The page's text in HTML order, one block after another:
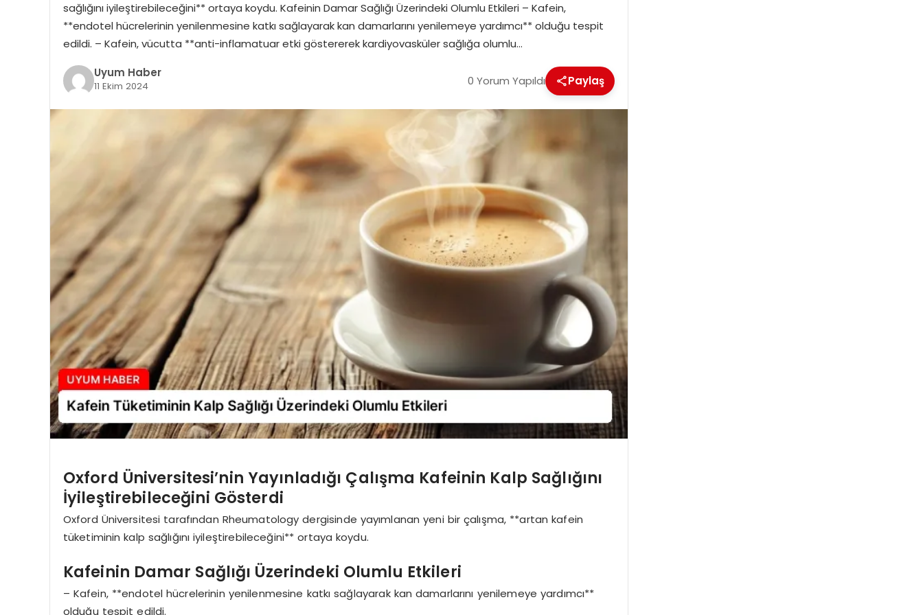
sağlığını iyileştirebileceğini** ortaya koydu. Kafeinin Damar Sağlığı Üzerindeki Olumlu Etkileri – Kafein,
**endotel hücrelerinin yenilenmesine katkı sağlayarak kan damarlarını yenilemeye yardımcı** olduğu tespit
edildi. – Kafein, vücutta **anti-inflamatuar etki göstererek kardiyovasküler sağlığa olumlu…
Uyum Haber
11 Ekim 2024 0 Yorum Yapıldı Paylaş
Oxford Üniversitesi’nin Yayınladığı Çalışma Kafeinin Kalp Sağlığını
İyileştirebileceğini Gösterdi
Oxford Üniversitesi tarafından Rheumatology dergisinde yayımlanan yeni bir çalışma, **artan kafein
tüketiminin kalp sağlığını iyileştirebileceğini** ortaya koydu.
Kafeinin Damar Sağlığı Üzerindeki Olumlu Etkileri
– Kafein, **endotel hücrelerinin yenilenmesine katkı sağlayarak kan damarlarını yenilemeye yardımcı**
olduğu tespit edildi.